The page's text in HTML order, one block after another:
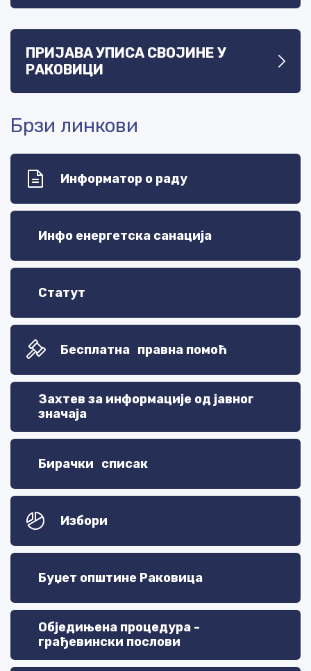
ПРИЈАВА УПИСА СВОЈИНЕ У
РАКОВИЦИ
Брзи линкови
Информатор о раду
Инфо енергетска санација
Статут
Бесплатна правна помоћ
Захтев за информације од јавног
значаја
Бирачки списак
Избори
Буџет општине Раковица
Обједињена процедура -
грађевински послови